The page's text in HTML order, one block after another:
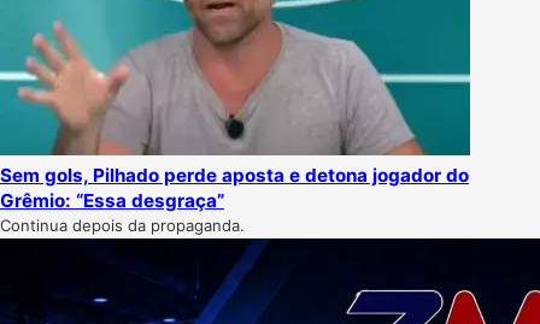
Sem gols, Pilhado perde aposta e detona jogador do
Grêmio: “Essa desgraça”
Continua depois da propaganda.